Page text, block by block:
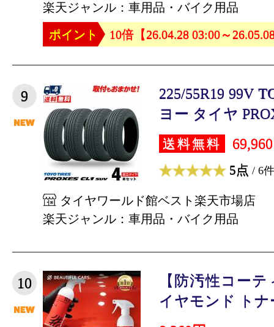
楽天ジャンル：車用品・バイク用品
ポイント
10倍【26.04.28 03:00～
9
225/55R19 99V
ヨー タイヤ
送料無料
5点 / 6件
タイヤワールド館ベスト楽天市場店
楽天ジャンル：車用品・バイク用品
10
【防汚性コー
イヤモンド トナ